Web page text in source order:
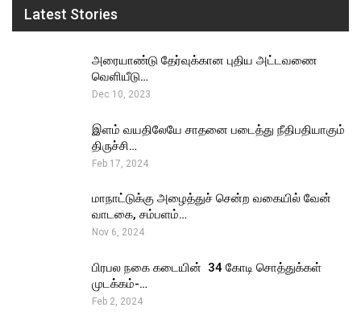
Latest Stories
அரையாண்டு தேர்வுக்கான புதிய அட்டவணை
வெளியீடு…
Dec 10, 2023
இளம் வயதிலேயே சாதனை படைத்து நீதிபதியாகும்
திருச்சி…
Feb 17, 2024
மாநாட்டுக்கு அழைத்துச் சென்ற வகையில் வேன்
வாடகை, சம்பளம்…
Nov 6, 2024
பிரபல நகை கடையின் ₹ 34 கோடி சொத்துக்கள்
முடக்கம்-…
Feb 2, 2024